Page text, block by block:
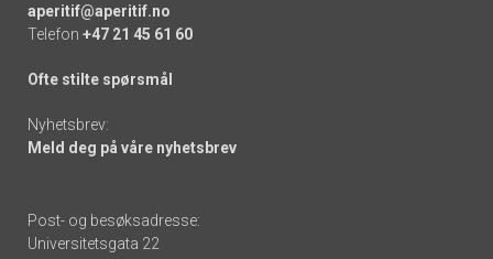
aperitif@aperitif.no
Telefon +47 21 45 61 60
Ofte stilte spørsmål
Nyhetsbrev:
Meld deg på våre nyhetsbrev
Post- og besøksadresse:
Universitetsgata 22